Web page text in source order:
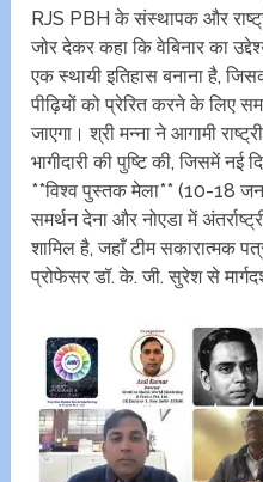
RJS PBH के संस्थापक और
जोर देकर कहा कि वेबिनार का
एक स्थायी इतिहास बनाना है,
पीढ़ियों को प्रेरित करने के लिए
जाएगा। श्री मन्ना ने आगामी
भागीदारी की पुष्टि की, जिसमें नई
**विश्व पुस्तक मेला** (10-18
समर्थन देना और नोएडा में
शामिल है, जहाँ टीम सकारात्मक
प्रोफेसर डॉ. के. जी. सुरेश से